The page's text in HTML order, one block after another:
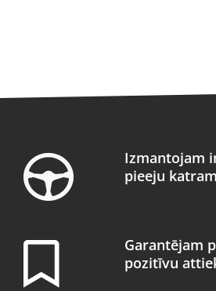
Izmantojam
pieeju
Garantējam
pozitīvu